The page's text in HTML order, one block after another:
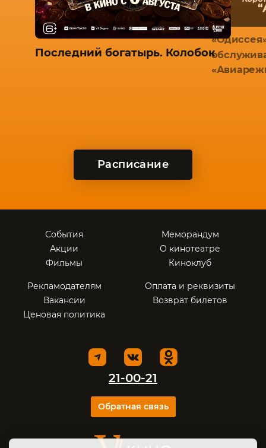
Последний богатырь. Колобок
Расписание
События
Акции
Фильмы
Меморандум
О кинотеатре
Киноклуб
Рекламодателям
Вакансии
Ценовая политика
Оплата и реквизиты
Возврат билетов
21-00-21
Обратная связь